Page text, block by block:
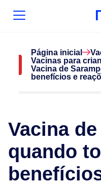
Página inicial
Vacinas para
Vacina de
benefícios e
Vacina
quando